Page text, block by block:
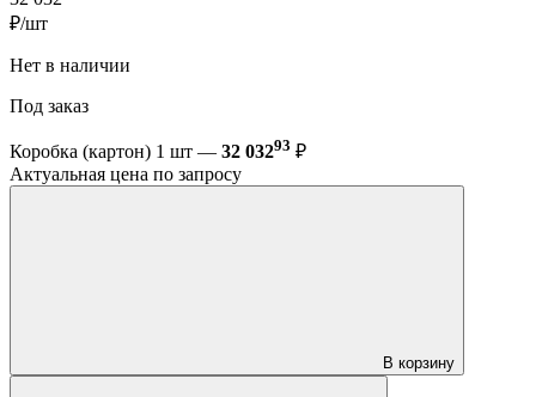
₽/шт
Нет в наличии
Под заказ
Коробка (картон) 1 шт — 32 03293 ₽
Актуальная цена по запросу
В корзину